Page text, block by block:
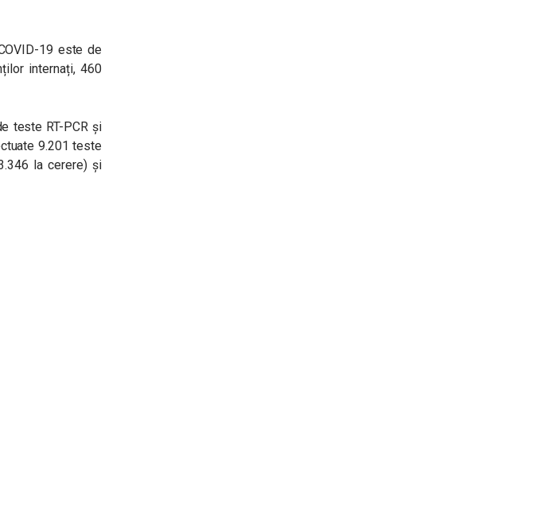
19 este de
internați, 460
teste RT-PCR și
9.201 teste
la cerere) și